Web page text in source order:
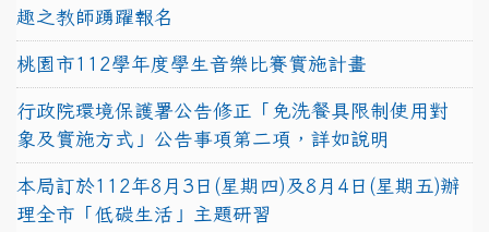
趣之教師踴躍報名
桃園市112學年度學生音樂比賽實施計畫
行政院環境保護署公告修正「免洗餐具限制使用對
象及實施方式」公告事項第二項，詳如說明
本局訂於112年8月3日(星期四)及8月4日(星期五)辦
理全市「低碳生活」主題研習